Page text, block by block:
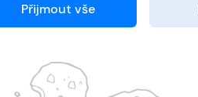
Přijmout vše